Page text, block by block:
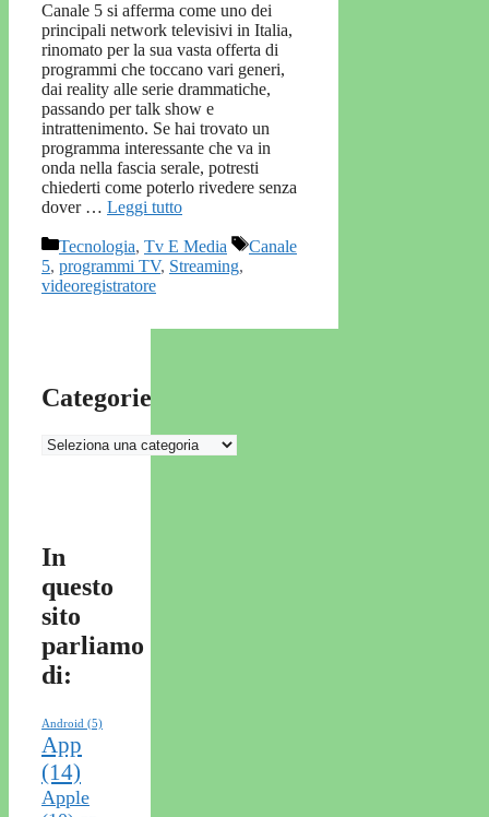
Canale 5 si afferma come uno dei
principali network televisivi in Italia,
rinomato per la sua vasta offerta di
programmi che toccano vari generi,
dai reality alle serie drammatiche,
passando per talk show e
intrattenimento. Se hai trovato un
programma interessante che va in
onda nella fascia serale, potresti
chiederti come poterlo rivedere senza
dover … Leggi tutto
Categorie
Tecnologia, Tv E Media Tag
Canale
5, programmi TV, Streaming,
videoregistratore
Categorie
Categorie
In
questo
sito
parliamo
di:
Android (5)
App
(14)
Apple